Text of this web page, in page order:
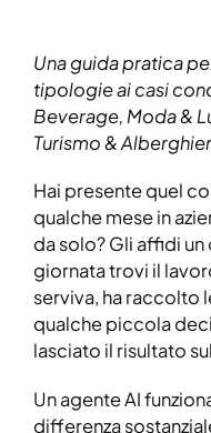
Una guida pratica
tipologie ai casi
Beverage, Moda &
Turismo &
Hai presente quel
qualche mese in
da solo? Gli affidi
giornata trovi il
serviva, ha raccolto
qualche piccola
lasciato il risultato
Un agente AI
differenza